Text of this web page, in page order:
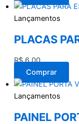
Lançamentos
PLACAS
R$6,00
Comprar
Lançamentos
PAINEL